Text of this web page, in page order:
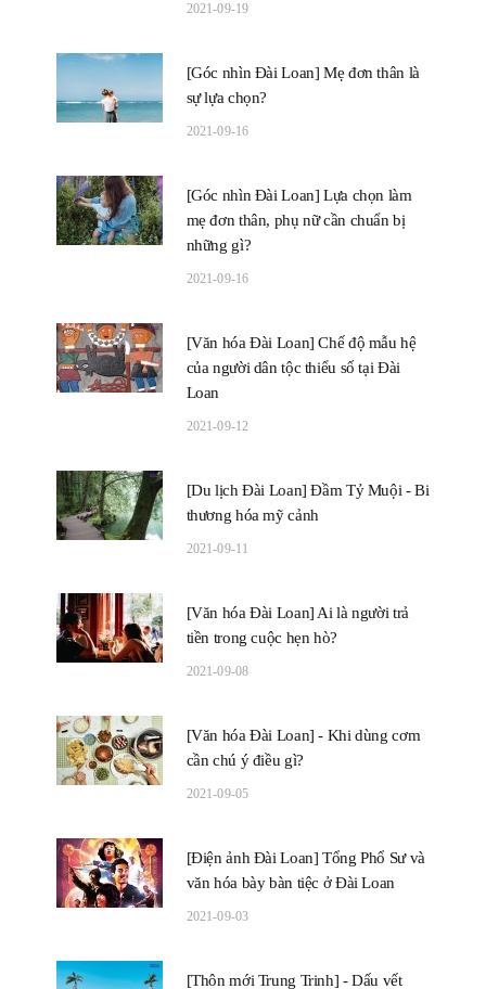
2021-09-19
[Góc nhìn Đài Loan] Mẹ đơn thân là
sự lựa chọn?
2021-09-16
[Góc nhìn Đài Loan] Lựa chọn làm
mẹ đơn thân, phụ nữ cần chuẩn bị
những gì?
2021-09-16
[Văn hóa Đài Loan] Chế độ mẫu hệ
của người dân tộc thiểu số tại Đài
Loan
2021-09-12
[Du lịch Đài Loan] Đầm Tỷ Muội - Bi
thương hóa mỹ cảnh
2021-09-11
[Văn hóa Đài Loan] Ai là người trả
tiền trong cuộc hẹn hò?
2021-09-08
[Văn hóa Đài Loan] - Khi dùng cơm
cần chú ý điều gì?
2021-09-05
[Điện ảnh Đài Loan] Tổng Phổ Sư và
văn hóa bày bàn tiệc ở Đài Loan
2021-09-03
[Thôn mới Trung Trinh] - Dấu vết